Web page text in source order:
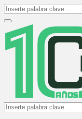
Search
for:
Primary
Menu
Search
for: